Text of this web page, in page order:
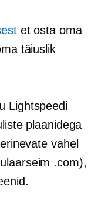
et osta oma
täiuslik
Lightspeedi
plaanidega
vahel
.com),